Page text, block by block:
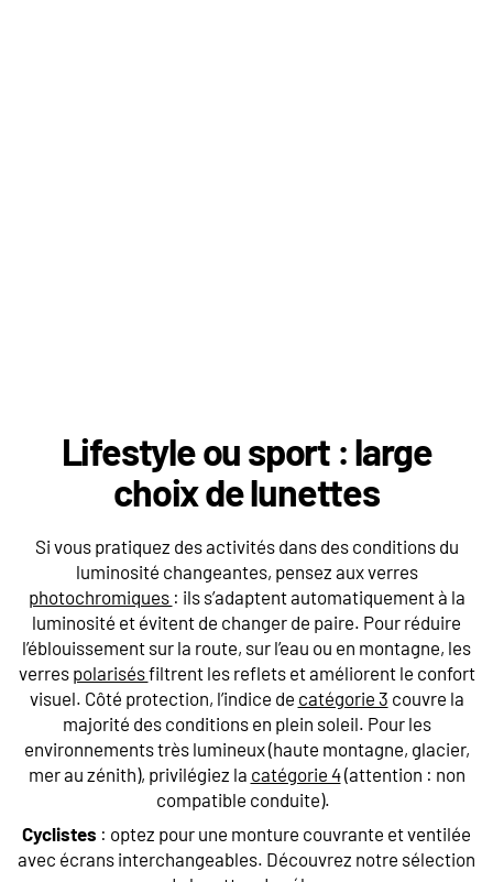
Lifestyle ou sport : large
choix de lunettes
Si vous pratiquez des activités dans des conditions du
luminosité changeantes, pensez aux verres
photochromiques : ils s’adaptent automatiquement à la
luminosité et évitent de changer de paire. Pour réduire
l’éblouissement sur la route, sur l’eau ou en montagne, les
verres polarisésfiltrent les reflets et améliorent le confort
visuel. Côté protection, l’indice de catégorie 3 couvre la
majorité des conditions en plein soleil. Pour les
environnements très lumineux (haute montagne, glacier,
mer au zénith), privilégiez la catégorie 4(attention : non
compatible conduite).
Cyclistes : optez pour une monture couvrante et ventilée
avec écrans interchangeables. Découvrez notre sélection